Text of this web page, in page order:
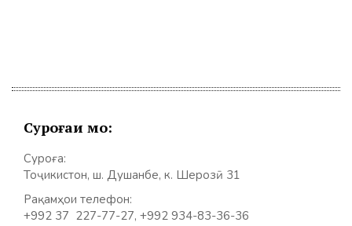
Суроғаи мо:
Суроға:
Тоҷикистон, ш. Душанбе, к. Шерозӣ 31
Рақамҳои телефон:
+992 37 227-77-27, +992 934-83-36-36